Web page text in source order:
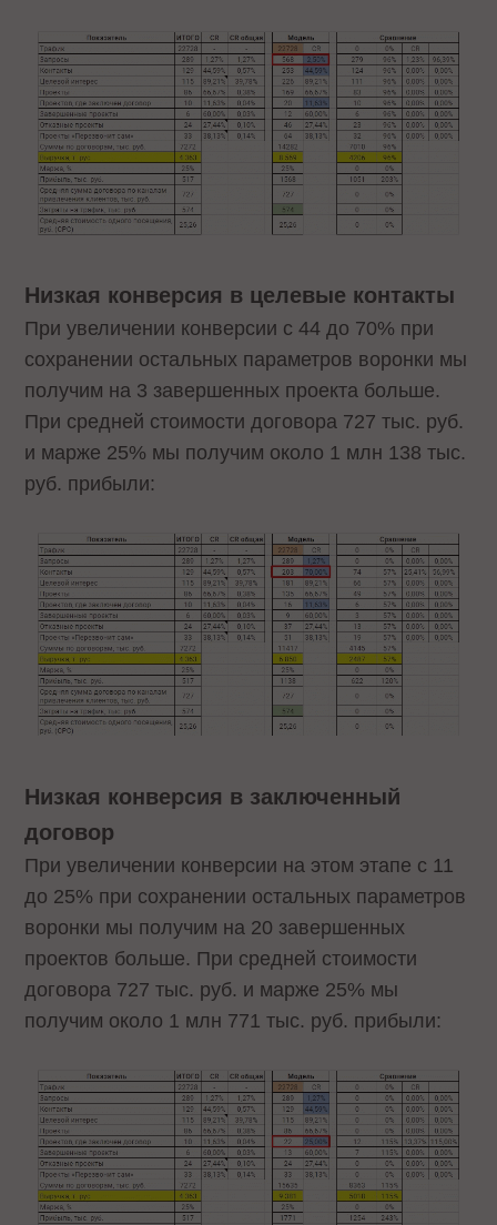
Низкая конверсия в целевые контакты
При увеличении конверсии с 44 до 70% при
сохранении остальных параметров воронки мы
получим на 3 завершенных проекта больше.
При средней стоимости договора 727 тыс. руб.
и марже 25% мы получим около 1 млн 138 тыс.
руб. прибыли:
Низкая конверсия в заключенный
договор
При увеличении конверсии на этом этапе с 11
до 25% при сохранении остальных параметров
воронки мы получим на 20 завершенных
проектов больше. При средней стоимости
договора 727 тыс. руб. и марже 25% мы
получим около 1 млн 771 тыс. руб. прибыли: